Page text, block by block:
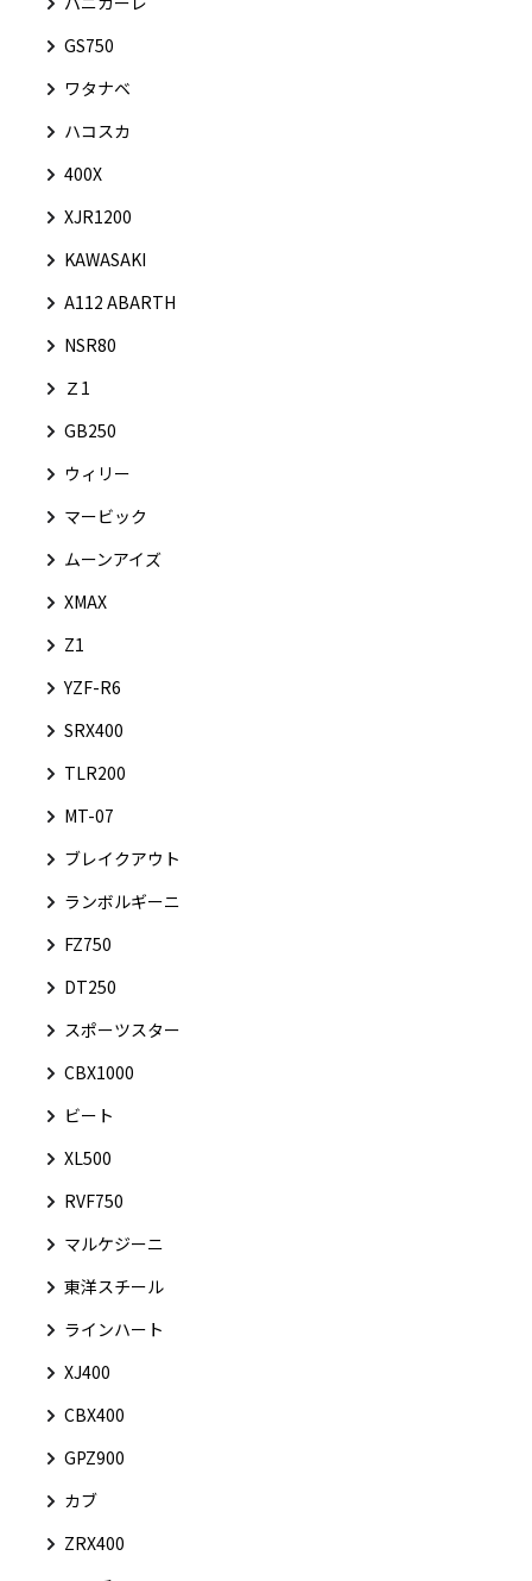
GS750
ワタナベ
ハコスカ
400X
XJR1200
KAWASAKI
A112 ABARTH
NSR80
Ｚ1
GB250
ウィリー
マービック
ムーンアイズ
XMAX
Z1
YZF-R6
SRX400
TLR200
MT-07
ブレイクアウト
ランボルギーニ
FZ750
DT250
スポーツスター
CBX1000
ビート
XL500
RVF750
マルケジーニ
東洋スチール
ラインハート
XJ400
CBX400
GPZ900
カブ
ZRX400